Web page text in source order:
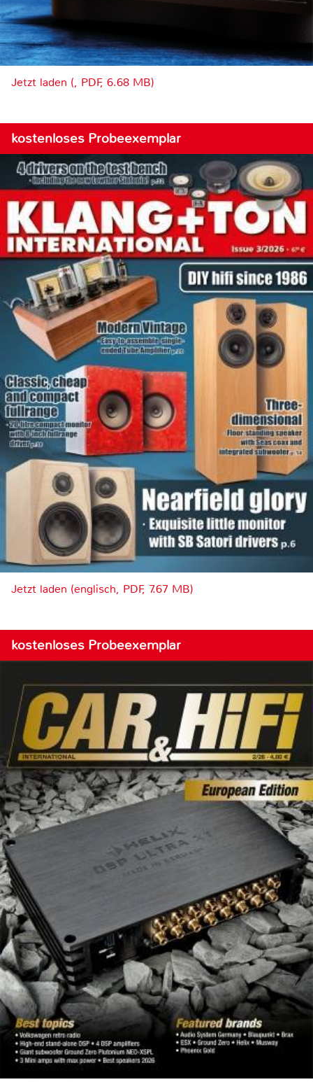
Jetzt laden (, PDF, 6.68 MB)
kostenloses Probeexemplar
Jetzt laden (englisch, PDF, 7.67 MB)
kostenloses Probeexemplar